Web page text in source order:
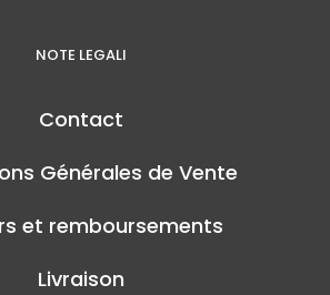
NOTE LEGALI
Contact
Générales de Vente
et remboursements
Livraison